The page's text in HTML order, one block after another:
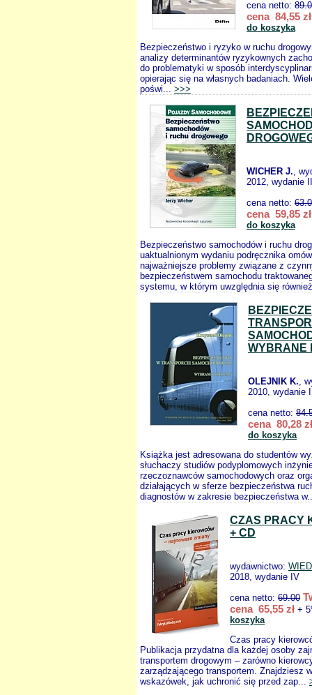
cena netto:
cena 84,55 zł
do koszyka
Bezpieczeństwo i ryzyko w ruchu
analizy determinantów ryzykownych
do problematyki w sposób
opierając się na własnych badaniach.
poświ... >>>
WICHER J.,
2012, wydanie
cena netto:
cena 59,85 zł
do koszyka
Bezpieczeństwo samochodów i ruchu
uaktualnionym wydaniu podręcznika
najważniejsze problemy związane z
bezpieczeństwem samochodu
systemu, w którym uwzględnia się
WYBRANE
OLEJNIK K.,
2010, wydanie I
cena netto:
cena 80,28 zł
do koszyka
Książka jest adresowana do studentów
słuchaczy studiów podyplomowych
rzeczoznawców samochodowych oraz
działających w sferze bezpieczeństwa
diagnostów w zakresie bezpieczeństwa
CZAS PRACY
+ CD
wydawnictwo:
2018, wydanie IV
cena netto: 69.00
cena 65,55 zł +
koszyka
Czas pracy
Publikacja przydatna dla każdej osoby
transportem drogowym – zarówno
zarządzającego transportem. Znajdziesz
wskazówek, jak uchronić się przed zap...